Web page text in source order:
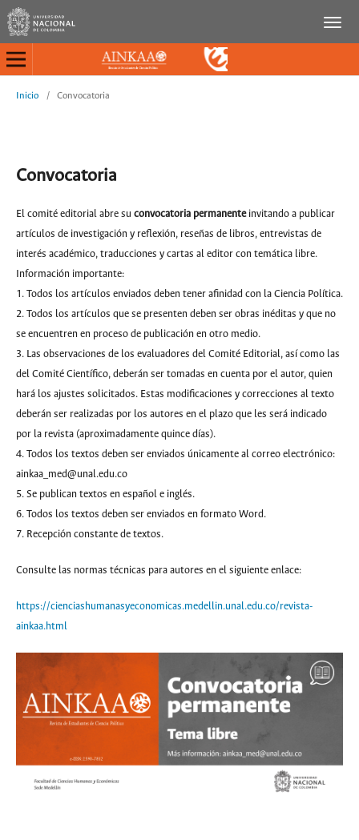
Inicio / Convocatoria
Convocatoria
El comité editorial abre su convocatoria permanenteinvitando a publicar
artículos de investigación y reflexión, reseñas de libros, entrevistas de
interés académico, traducciones y cartas al editor con temática libre.
Información importante:
1. Todos los artículos enviados deben tener afinidad con la Ciencia Política.
2. Todos los artículos que se presenten deben ser obras inéditas y que no
se encuentren en proceso de publicación en otro medio.
3. Las observaciones de los evaluadores del Comité Editorial, así como las
del Comité Científico, deberán ser tomadas en cuenta por el autor, quien
hará los ajustes solicitados. Estas modificaciones y correcciones al texto
deberán ser realizadas por los autores en el plazo que les será indicado
por la revista (aproximadamente quince días).
4. Todos los textos deben ser enviados únicamente al correo electrónico:
ainkaa_med@unal.edu.co
5. Se publican textos en español e inglés.
6. Todos los textos deben ser enviados en formato Word.
7. Recepción constante de textos.
Consulte las normas técnicas para autores en el siguiente enlace:
https://cienciashumanasyeconomicas.medellin.unal.edu.co/revista-
ainkaa.html